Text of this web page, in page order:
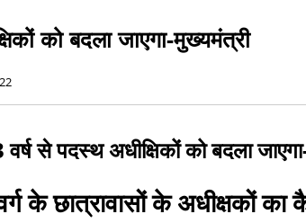
को बदला जाएगा-मुख्यमंत्री
वर्ष से पदस्थ अधीक्षिकों को बदला
के छात्रावासों के अधीक्षकों का